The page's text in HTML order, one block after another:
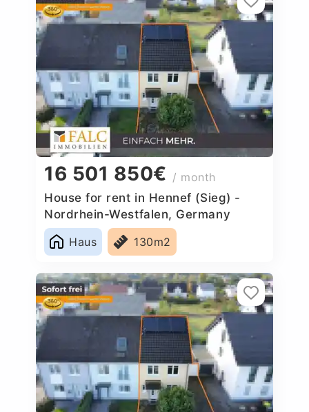
16 501 850€ / month
House for rent in Hennef (Sieg) -
Nordrhein-Westfalen, Germany
Haus
130m2